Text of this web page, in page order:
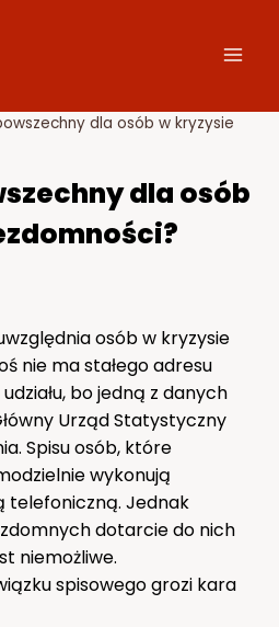
dla osób w kryzysie
dla osób
osób w kryzysie
nie ma stałego adresu
bo jedną z danych
Urząd Statystyczny
Spisu osób, które
wykonują
telefoniczną. Jednak
dotarcie do nich
niemożliwe.
spisowego grozi kara